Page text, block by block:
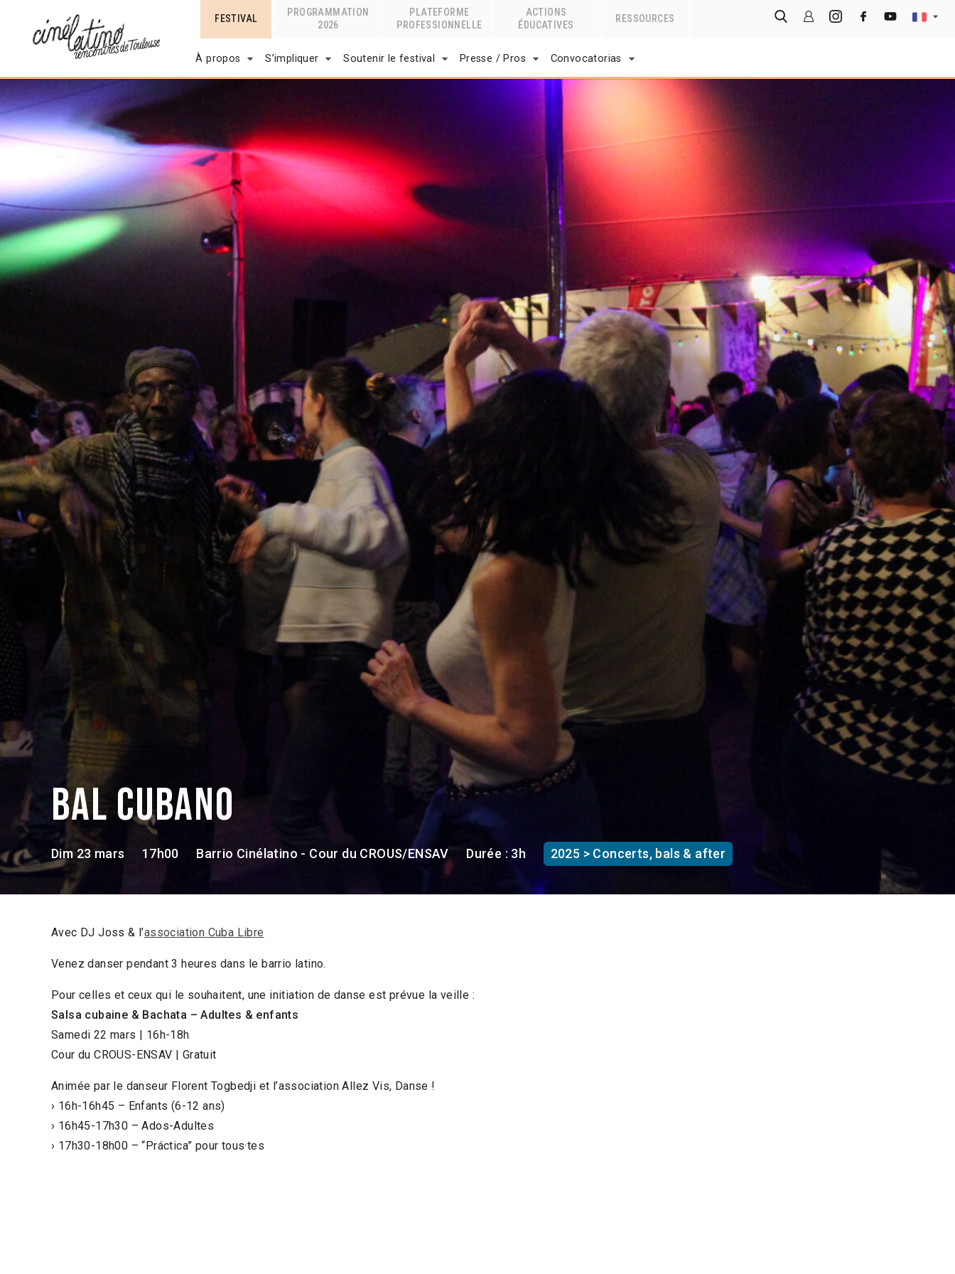
FESTIVAL
PROGRAMMATION
2026
PLATEFORME
PROFESSIONNELLE
ACTIONS
ÉDUCATIVES
RESSOURCES
À propos S’impliquer Soutenir le festival Presse / Pros Convocatorias
Bal Cubano
Dim 23 mars 17h00 Barrio Cinélatino - Cour du CROUS/ENSAV Durée : 3h 2025 > Concerts, bals & after
Avec DJ Joss & l’association Cuba Libre
Venez danser pendant 3 heures dans le barrio latino.
Pour celles et ceux qui le souhaitent, une initiation de danse est prévue la veille :
Salsa cubaine & Bachata – Adultes & enfants
Samedi 22 mars | 16h-18h
Cour du CROUS-ENSAV | Gratuit
Animée par le danseur Florent Togbedji et l’association Allez Vis, Danse !
› 16h-16h45 – Enfants (6-12 ans)
› 16h45-17h30 – Ados-Adultes
› 17h30-18h00 – “Práctica” pour tous·tes